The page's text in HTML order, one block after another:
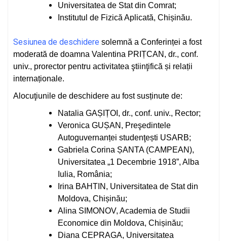
Universitatea de Stat din Comrat;
Institutul de Fizică Aplicată, Chișinău.
Sesiunea de deschidere solemnă a Conferinței a fost
moderată de doamna Valentina PRIȚCAN, dr., conf.
univ., prorector pentru activitatea ştiinţifică și relații
internaționale.
Alocuţiunile de deschidere au fost susținute de:
Natalia GAȘIȚOI, dr., conf. univ., Rector;
Veronica GUȘAN, Preşedintele
Autoguvernanței studenţești USARB;
Gabriela Corina ȘANTA (CAMPEAN),
Universitatea „1 Decembrie 1918”, Alba
Iulia, România;
Irina BAHTIN, Universitatea de Stat din
Moldova, Chișinău;
Alina SIMONOV, Academia de Studii
Economice din Moldova, Chișinău;
Diana CEPRAGA, Universitatea